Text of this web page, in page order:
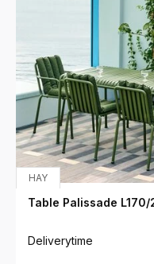
HAY
Table Palissade L170/
Deliverytime